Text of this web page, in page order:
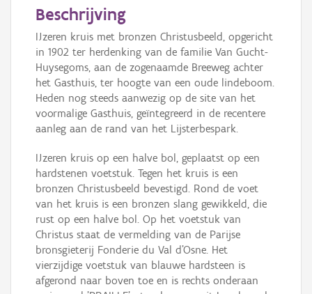
Beschrijving
IJzeren kruis met bronzen Christusbeeld, opgericht
in 1902 ter herdenking van de familie Van Gucht-
Huysegoms, aan de zogenaamde Breeweg achter
het Gasthuis, ter hoogte van een oude lindeboom.
Heden nog steeds aanwezig op de site van het
voormalige Gasthuis, geïntegreerd in de recentere
aanleg aan de rand van het Lijsterbespark.
IJzeren kruis op een halve bol, geplaatst op een
hardstenen voetstuk. Tegen het kruis is een
bronzen Christusbeeld bevestigd. Rond de voet
van het kruis is een bronzen slang gewikkeld, die
rust op een halve bol. Op het voetstuk van
Christus staat de vermelding van de Parijse
bronsgieterij Fonderie du Val d’Osne. Het
vierzijdige voetstuk van blauwe hardsteen is
afgerond naar boven toe en is rechts onderaan